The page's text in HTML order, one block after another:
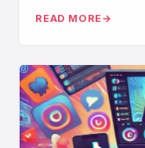
READ MORE